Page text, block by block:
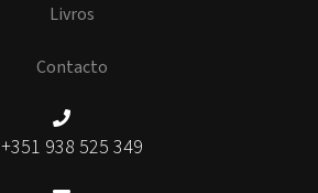
Livros
Contacto
+351 938 525 349